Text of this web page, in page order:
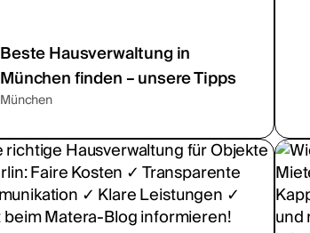
Beste Hausverwaltung in
München finden – unsere Tipps
München